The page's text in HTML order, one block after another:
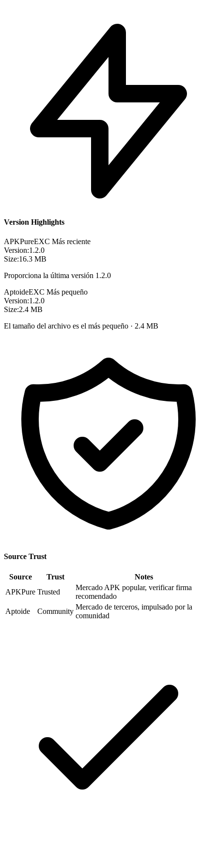
Version Highlights
APKPureEXC Más reciente
Version:1.2.0
Size:16.3 MB
Proporciona la última versión 1.2.0
AptoideEXC Más pequeño
Version:1.2.0
Size:2.4 MB
El tamaño del archivo es el más pequeño · 2.4 MB
Source Trust
Source Trust
Notes
APKPure Trusted
Mercado APK popular, verificar firma
recomendado
Aptoide
Community
Mercado de terceros, impulsado por la
comunidad